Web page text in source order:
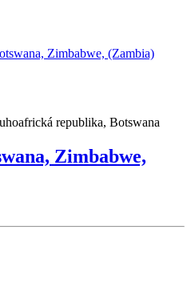
republika, Botswana
Zimbabwe,